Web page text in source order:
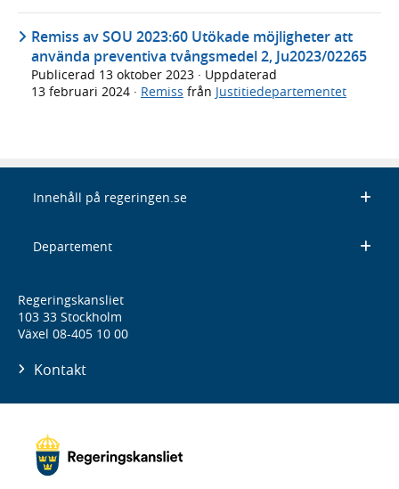
Remiss av SOU 2023:60 Utökade möjligheter att
använda preventiva tvångsmedel 2, Ju2023/02265
Publicerad 13 oktober 2023 · Uppdaterad
13 februari 2024 · Remiss från Justitiedepartementet
Innehåll på regeringen.se
Departement
Regeringskansliet
103 33 Stockholm
Växel 08-405 10 00
Kontakt